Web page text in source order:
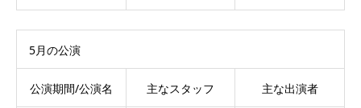
5月の公演
公演期間/公演名 主なスタッフ 主な出演者